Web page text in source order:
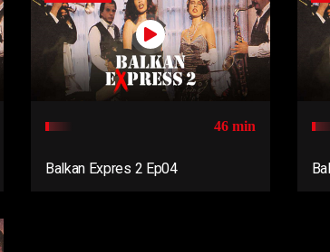
46 min
Balkan Expres 2 Ep04